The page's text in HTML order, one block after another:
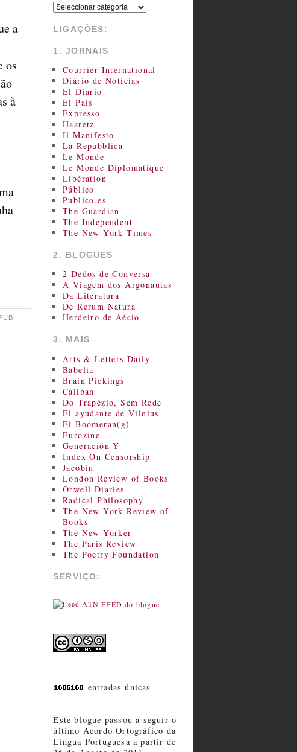
a
os
à
PUB. →
LIGAÇÕES:
1. JORNAIS
Courrier International
Diário de Notícias
El Diario
El País
Expresso
Haaretz
Il Manifesto
La Repubblica
Le Monde
Le Monde Diplomatique
Libération
Público
Publico.es
The Guardian
The Independent
The New York Times
2. BLOGUES
2 Dedos de Conversa
A Viagem dos Argonautas
Da Literatura
De Rerum Natura
Herdeiro de Aécio
3. MAIS
Arts & Letters Daily
Babelia
Brain Pickings
Caliban
Do Trapézio, Sem Rede
El ayudante de Vilnius
El Boomeran(g)
Eurozine
Generación Y
Index On Censorship
Jacobin
London Review of Books
Orwell Diaries
Radical Philosophy
The New York Review of
Books
The New Yorker
The Paris Review
The Poetry Foundation
SERVIÇO:
FEED do blogue
entradas únicas
Este blogue passou a seguir o
último Acordo Ortográfico da
Língua Portuguesa a partir de